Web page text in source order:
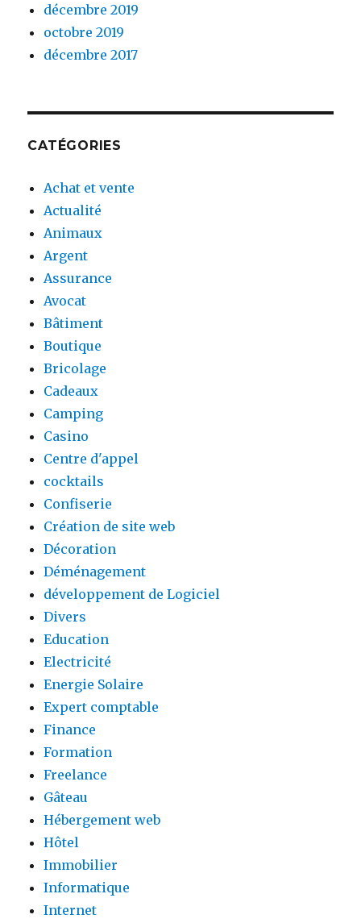
décembre 2019
octobre 2019
décembre 2017
CATÉGORIES
Achat et vente
Actualité
Animaux
Argent
Assurance
Avocat
Bâtiment
Boutique
Bricolage
Cadeaux
Camping
Casino
Centre d'appel
cocktails
Confiserie
Création de site web
Décoration
Déménagement
développement de Logiciel
Divers
Education
Electricité
Energie Solaire
Expert comptable
Finance
Formation
Freelance
Gâteau
Hébergement web
Hôtel
Immobilier
Informatique
Internet